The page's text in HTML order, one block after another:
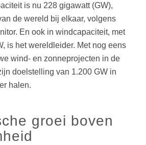
is nu 228 gigawatt (GW),
de wereld bij elkaar, volgens
En ook in windcapaciteit, met
is het wereldleider. Met nog eens
wind- en zonneprojecten in de
doelstelling van 1.200 GW in
halen.
groei boven